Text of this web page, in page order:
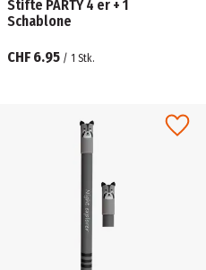
Stifte PARTY 4 er + 1
Schablone
CHF 6.95 / 1 Stk.